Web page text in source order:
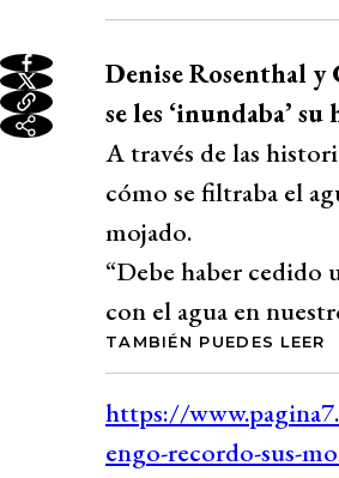
Denise Rosenthal
se les ‘inundaba’
A través de las
cómo se filtraba el
mojado.
“Debe haber cedido
con el agua en
TAMBIÉN PUEDES LEER